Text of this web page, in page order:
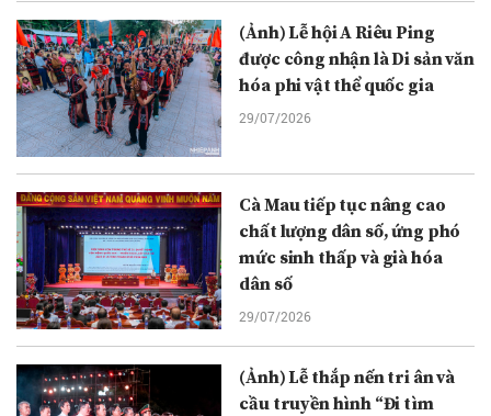
(Ảnh) Lễ hội A Riêu Ping
được công nhận là Di sản văn
hóa phi vật thể quốc gia
29/07/2026
Cà Mau tiếp tục nâng cao
chất lượng dân số, ứng phó
mức sinh thấp và già hóa
dân số
29/07/2026
(Ảnh) Lễ thắp nến tri ân và
cầu truyền hình “Đi tìm